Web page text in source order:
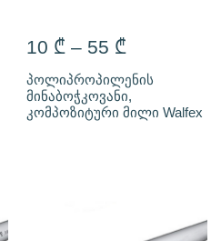
10 ₾ – 55 ₾
პოლიპროპილენის
მინაბოჭკოვანი,
კომპოზიტური მილი Walfex